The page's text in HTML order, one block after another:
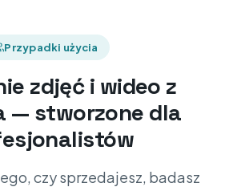
Przypadki użycia
zdjęć i wideo z
— stworzone dla
czy sprzedajesz, badasz